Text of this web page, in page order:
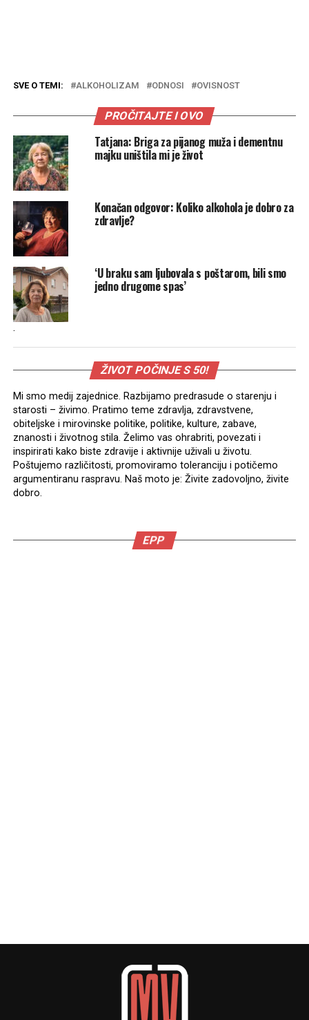
SVE O TEMI: ALKOHOLIZAM ODNOSI OVISNOST
PROČITAJTE I OVO
Tatjana: Briga za pijanog muža i dementnu
majku uništila mi je život
Konačan odgovor: Koliko alkohola je dobro za
zdravlje?
‘U braku sam ljubovala s poštarom, bili smo
jedno drugome spas’
.
ŽIVOT POČINJE S 50!
Mi smo medij zajednice. Razbijamo predrasude o starenju i
starosti – živimo. Pratimo teme zdravlja, zdravstvene,
obiteljske i mirovinske politike, politike, kulture, zabave,
znanosti i životnog stila. Želimo vas ohrabriti, povezati i
inspirirati kako biste zdravije i aktivnije uživali u životu.
Poštujemo različitosti, promoviramo toleranciju i potičemo
argumentiranu raspravu. Naš moto je: Živite zadovoljno, živite
dobro.
EPP